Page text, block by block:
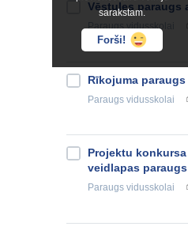
sarakstam.
Forši!
Vēstules paraugs
Paraugsvidusskolai
Rīkojuma paraugs
Paraugs vidusskolai
Projektu
veidlapas paraugs
Paraugs vidusskolai